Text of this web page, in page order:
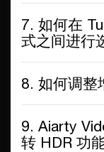
7. 如何在
式之间进行
8. 如何调整
9. Aiarty
转 HDR 功